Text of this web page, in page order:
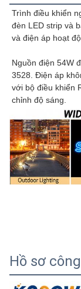
Trình điều khiển
đèn LED strip và
và điện áp hoạt
Nguồn điện 54W
3528. Điện áp
với bộ điều khiển
chỉnh độ sáng.
Hồ sơ